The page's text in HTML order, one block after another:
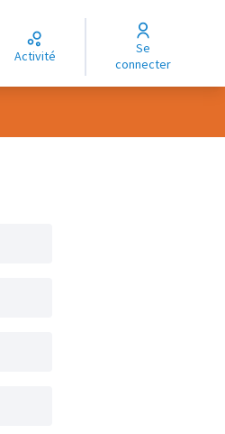
Activité
Se
connecter